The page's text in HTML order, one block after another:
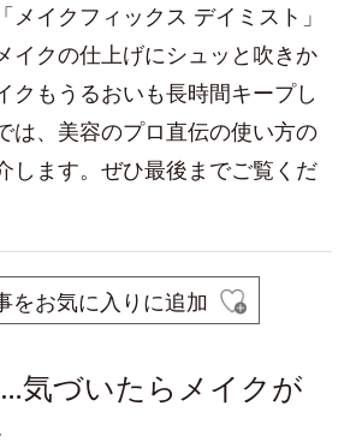
メイクフィックス デイミスト」
イクの仕上げにシュッと吹きか
クもうるおいも長時間キープし
は、美容のプロ直伝の使い方の
します。ぜひ最後までご覧くだ
をお気に入りに追加
気づいたらメイクが